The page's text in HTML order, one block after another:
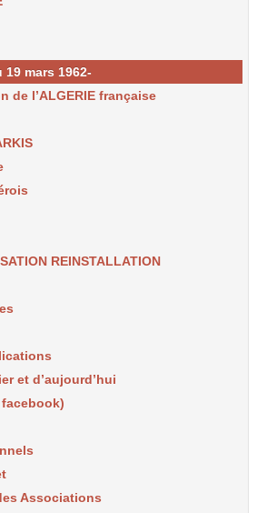
mars 1962-
de l’ALGERIE française
REINSTALLATION
et d’aujourd’hui
facebook)
Associations